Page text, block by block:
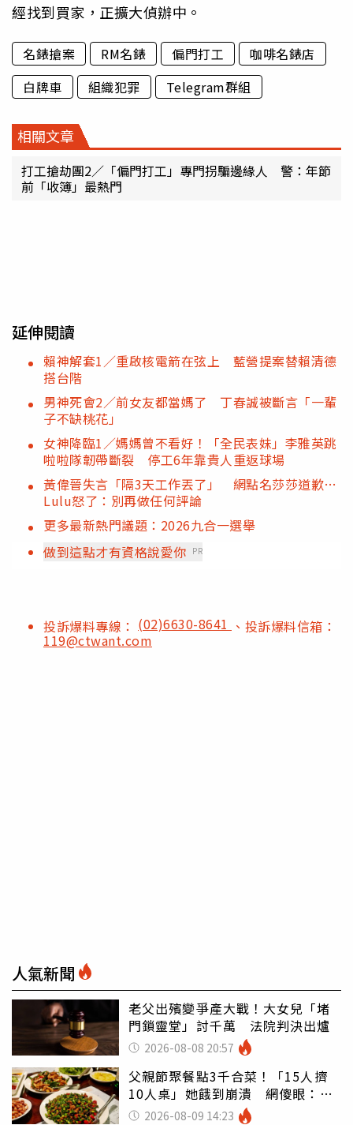
經找到買家，正擴大偵辦中。
名錶搶案 RM名錶 偏門打工
咖啡名錶店
白牌車
組織犯罪 Telegram群組
相關文章
打工搶劫團2／「偏門打工」專門拐騙邊緣人 警：年節
前「收簿」最熱門
延伸閱讀
賴神解套1／重啟核電箭在弦上 藍營提案替賴清德
搭台階
男神死會2／前女友都當媽了 丁春誠被斷言「一輩
子不缺桃花」
女神降臨1／媽媽曾不看好！「全民表妹」李雅英跳
啦啦隊韌帶斷裂 停工6年靠貴人重返球場
黃偉晉失言「隔3天工作丟了」 網點名莎莎道歉…
Lulu怒了：別再做任何評論
更多最新熱門議題：2026九合一選舉
做到這點才有資格說愛你 PR
投訴爆料專線： (02)6630-8641 、投訴爆料信箱：
119@ctwant.com
人氣新聞
老父出殯變爭產大戰！大女兒「堵
門鎖靈堂」討千萬 法院判決出爐
2026-08-08 20:57
父親節聚餐點3千合菜！「15人擠
10人桌」她餓到崩潰 網傻眼：讓
店家看笑話
2026-08-09 14:23